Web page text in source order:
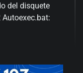
del disquete